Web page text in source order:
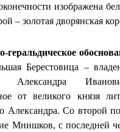
изображена
– золотая дворянская
геральдическое
Берестовица –
Александра
от великого князя
Александра. Со второй
Мнишков, с последней